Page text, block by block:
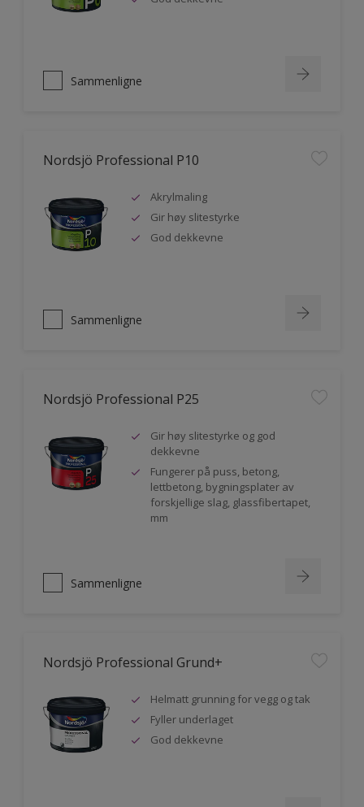
Sammenligne
Nordsjö Professional P10
Akrylmaling
Gir høy slitestyrke
God dekkevne
Sammenligne
Nordsjö Professional P25
Gir høy slitestyrke og god
dekkevne
Fungerer på puss, betong,
lettbetong, bygningsplater av
forskjellige slag, glassfibertapet,
mm
Sammenligne
Nordsjö Professional Grund+
Helmatt grunning for vegg og tak
Fyller underlaget
God dekkevne